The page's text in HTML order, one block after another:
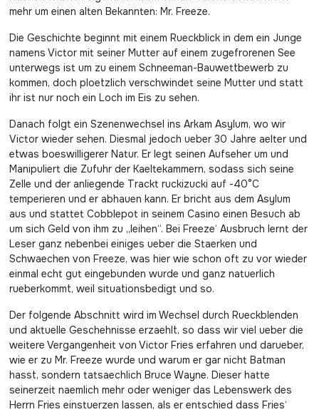
mehr um einen alten Bekannten: Mr. Freeze.
Die Geschichte beginnt mit einem Rueckblick in dem ein Junge
namens Victor mit seiner Mutter auf einem zugefrorenen See
unterwegs ist um zu einem Schneeman-Bauwettbewerb zu
kommen, doch ploetzlich verschwindet seine Mutter und statt
ihr ist nur noch ein Loch im Eis zu sehen.
Danach folgt ein Szenenwechsel ins Arkam Asylum, wo wir
Victor wieder sehen. Diesmal jedoch ueber 30 Jahre aelter und
etwas boeswilligerer Natur. Er legt seinen Aufseher um und
Manipuliert die Zufuhr der Kaeltekammern, sodass sich seine
Zelle und der anliegende Trackt ruckizucki auf -40°C
temperieren und er abhauen kann. Er bricht aus dem Asylum
aus und stattet Cobblepot in seinem Casino einen Besuch ab
um sich Geld von ihm zu „leihen“. Bei Freeze‘ Ausbruch lernt der
Leser ganz nebenbei einiges ueber die Staerken und
Schwaechen von Freeze, was hier wie schon oft zu vor wieder
einmal echt gut eingebunden wurde und ganz natuerlich
rueberkommt, weil situationsbedigt und so.
Der folgende Abschnitt wird im Wechsel durch Rueckblenden
und aktuelle Geschehnisse erzaehlt, so dass wir viel ueber die
weitere Vergangenheit von Victor Fries erfahren und darueber,
wie er zu Mr. Freeze wurde und warum er gar nicht Batman
hasst, sondern tatsaechlich Bruce Wayne. Dieser hatte
seinerzeit naemlich mehr oder weniger das Lebenswerk des
Herrn Fries einstuerzen lassen, als er entschied dass Fries‘